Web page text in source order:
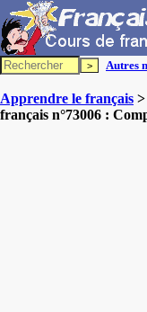
Autres
Apprendre le français >
français n°73006 :